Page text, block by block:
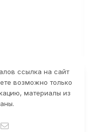
ссылка на сайт
возможно только
материалы из